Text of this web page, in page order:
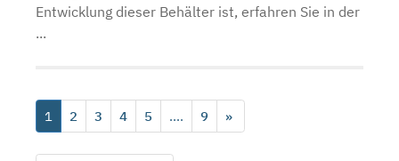
Entwicklung dieser Behälter ist, erfahren Sie in der
...
1 2 3 4 5 .... 9 »